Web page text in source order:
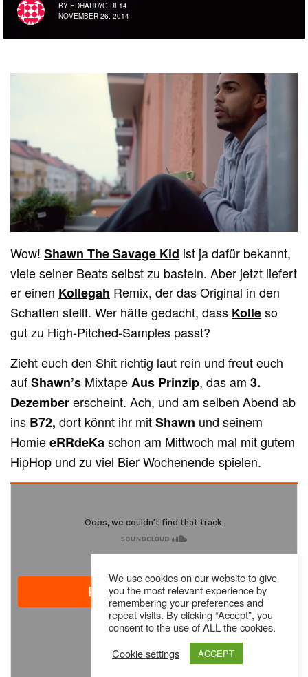
BY EDHARDYGIRL14
NOVEMBER 26, 2014
Wow!Shawn The Savage Kid ist ja dafür bekannt,
viele seiner Beats selbst zu basteln. Aber jetzt liefert
er einen Kollegah Remix, der das Original in den
Schatten stellt. Wer hätte gedacht, dass Kolleso
gut zu High-Pitched-Samples passt?
Zieht euch den Shit richtig laut rein und freut euch
aufShawn’s MixtapeAus Prinzip, das am3.
Dezembererscheint. Ach, und am selben Abend ab
ins B72,dort könnt ihr mitShawn und seinem
HomieeRRdeKaschon am Mittwoch mal mit gutem
HipHop und zu viel Bier Wochenende spielen.
We use cookies on our website to give
you the most relevant experience by
remembering your preferences and
repeat visits. By clicking “Accept”, you
consent to the use of ALL the cookies.
Cookie settings
ACCEPT